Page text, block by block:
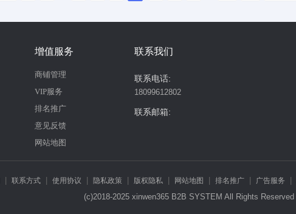
增值服务
商铺管理
VIP服务
排名推广
意见反馈
网站地图
联系我们
联系电话:
18099612802
联系邮箱:
联系方式| 使用协议 隐私政策| 版权隐私| 网站地图 排名推广| 广告服务
(c)2018-2025 xinwen365 B2B SYSTEM All Rights Reserved